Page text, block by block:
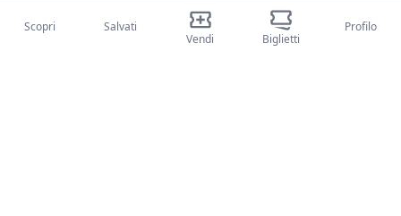
Scopri
Salvati
Vendi
Biglietti
Profilo